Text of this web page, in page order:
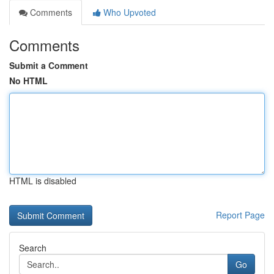
Comments
Who Upvoted
Comments
Submit a Comment
No HTML
HTML is disabled
Report Page
Search
Go